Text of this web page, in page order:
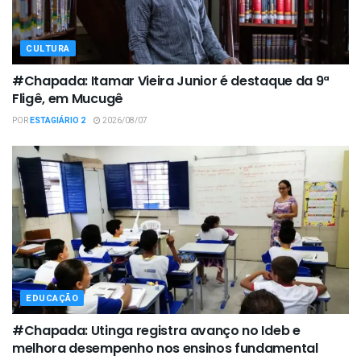
CULTURA
#Chapada: Itamar Vieira Junior é destaque da 9ª
Fligê, em Mucugê
PORESTAGIÁRIO 2 2026/08/07
EDUCAÇÃO
#Chapada: Utinga registra avanço no Ideb e
melhora desempenho nos ensinos fundamental